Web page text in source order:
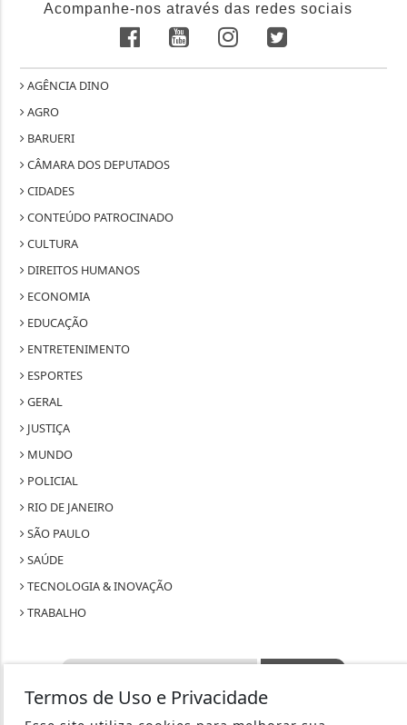
Acompanhe-nos através das redes sociais
AGÊNCIA DINO
AGRO
BARUERI
CÂMARA DOS DEPUTADOS
CIDADES
CONTEÚDO PATROCINADO
CULTURA
DIREITOS HUMANOS
ECONOMIA
EDUCAÇÃO
ENTRETENIMENTO
ESPORTES
GERAL
JUSTIÇA
MUNDO
POLICIAL
RIO DE JANEIRO
SÃO PAULO
SAÚDE
TECNOLOGIA & INOVAÇÃO
TRABALHO
Termos de Uso e Privacidade